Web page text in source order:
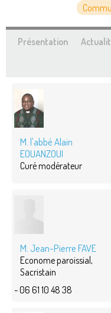
Présentation
M. l'abbé Alain
EOUANZOUI
Curé modérateur
M. Jean-Pierre FAVE
Econome paroissial,
Sacristain
- 06 61 10 48 38